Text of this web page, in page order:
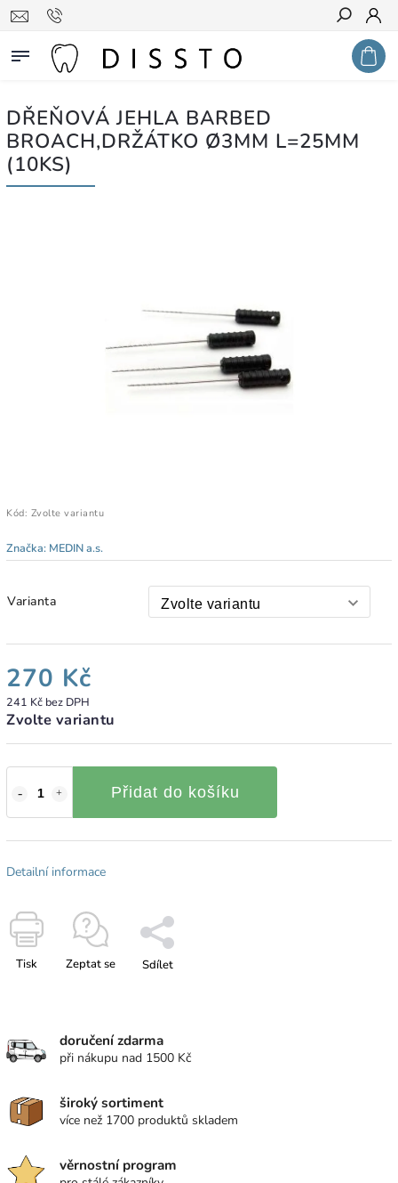
Hledat
DŘEŇOVÁ JEHLA BARBED
BROACH,DRŽÁTKO Ø3MM L=25MM
(10KS)
Kód: Zvolte variantu
Značka: MEDIN a.s.
Varianta
270 Kč
241 Kč bez DPH
Zvolte variantu
Přidat do košíku
Detailní informace
Tisk Zeptat se Sdílet
doručení zdarma
při nákupu nad 1500 Kč
široký sortiment
více než 1700 produktů skladem
věrnostní program